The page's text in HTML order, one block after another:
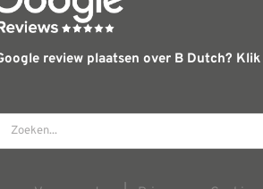
review plaatsen over B Dutch?